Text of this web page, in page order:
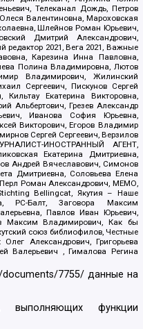
Телеканал Дождь, Петров
Валентиновна, Мароховская
Шлейнов Роман Юрьевич,
Дмитрий Александрович,
редактор 2021, Вега 2021, Важные
Карезина Инна Павловна,
Полина Владимировна, Лютов
Владимирович, Жилинский
Сергеевич, Пискунов Сергей
Кильтау Екатерина Викторовна,
Альбертович, Грезев Александр
Иванова София Юрьевна,
Викторович, Егоров Владимир
Сергей Сергеевич, Верзилов
ИНОСТРАННЫЙ АГЕНТ,
Екатерина Дмитриевна,
Андрей Вячеславович, Симонов
Дмитриевна, Соловьева Елена
Роман Александрович, МЕМО,
Bellingcat, Якутия – Наше
РС-Балт, Заговора Максим
Павлов Иван Юрьевич,
Максим Владимирович, Как бы
союз библиофилов, Честные
Александрович, Григорьева
Валерьевич , Гималова Регина
documents/7755/ данные на
функции